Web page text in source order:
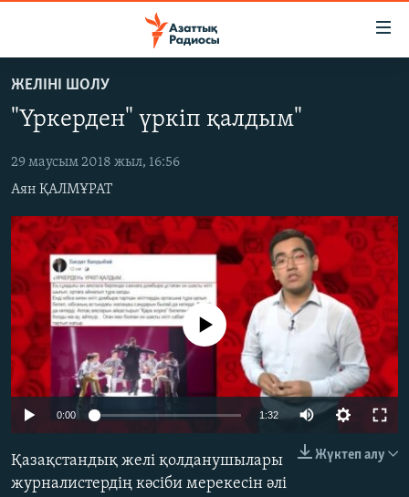
to
main
Skip
to
Navigation
Skip
to
Search
САЯСАТ
AZATTYQTV
ҚАҢТАР ОҚИҒАСЫ
АДАМ ҚҰҚЫҚТАРЫ
ӘЛЕУМЕТ
ӘЛЕМ
АРНАЙЫ ЖОБАЛАР
Русский
ЖАЗЫЛЫҢЫЗ
ЖЕЛІНІ ШОЛУ
"Үркерден" үркіп қалдым"
29 маусым 2018 жыл, 16:56
Аян ҚАЛМҰРАТ
No media source currently available
0:00 1:32
Жүктеп алу
Қазақстандық желі қолданушылары
журналистердің кәсіби мерекесін әлі